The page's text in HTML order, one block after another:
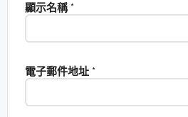
顯示名稱 *
電子郵件地址 *